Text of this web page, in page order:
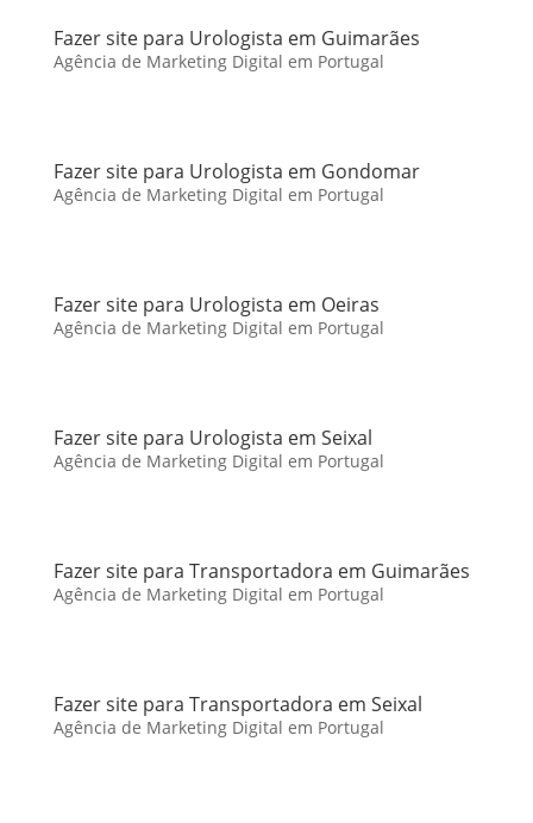
Fazer site para Urologista em Guimarães
Agência de Marketing Digital em Portugal
Fazer site para Urologista em Gondomar
Agência de Marketing Digital em Portugal
Fazer site para Urologista em Oeiras
Agência de Marketing Digital em Portugal
Fazer site para Urologista em Seixal
Agência de Marketing Digital em Portugal
Fazer site para Transportadora em Guimarães
Agência de Marketing Digital em Portugal
Fazer site para Transportadora em Seixal
Agência de Marketing Digital em Portugal